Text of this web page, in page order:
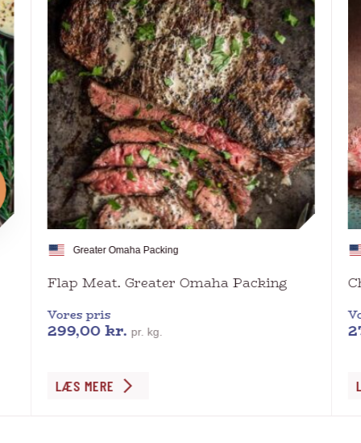
Greater Omaha Packing
Flap Meat. Greater Omaha Packing
Vores pris
299,00kr. pr. kg.
Dette
LÆS MERE